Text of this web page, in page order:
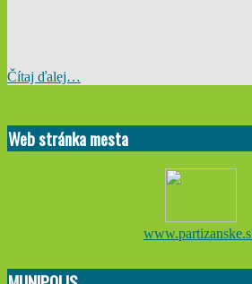
Čítaj ďalej…
10-
09
Web stránka mesta